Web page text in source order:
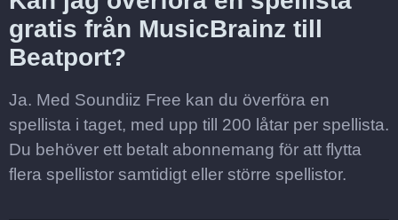
gratis från MusicBrainz till
Beatport?
Ja. Med Soundiiz Free kan du överföra en
spellista i taget, med upp till 200 låtar per spellista.
Du behöver ett betalt abonnemang för att flytta
flera spellistor samtidigt eller större spellistor.